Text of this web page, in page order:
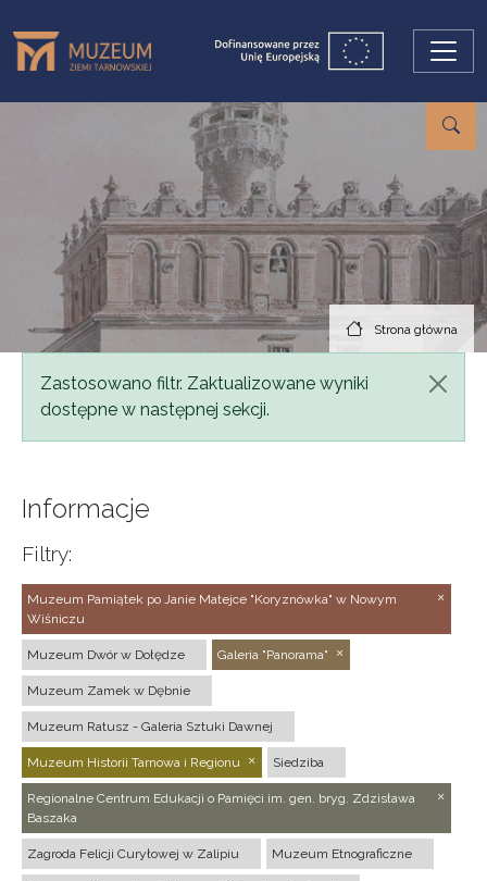
Strona główna
Komunikat
Zastosowano filtr. Zaktualizowane wyniki
dostępne w następnej sekcji.
Informacje
Filtry:
Muzeum Pamiątek po Janie Matejce "Koryznówka" w Nowym
Wiśniczu
Muzeum Dwór w Dołędze Galeria "Panorama"
Muzeum Zamek w Dębnie
Muzeum Ratusz - Galeria Sztuki Dawnej
Muzeum Historii Tarnowa i Regionu Siedziba
Regionalne Centrum Edukacji o Pamięci im. gen. bryg. Zdzisława
Baszaka
Zagroda Felicji Curyłowej w Zalipiu Muzeum Etnograficzne